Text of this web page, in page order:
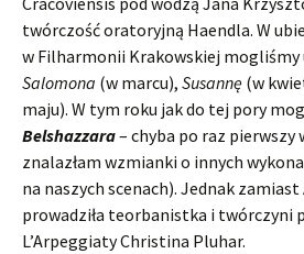
twórczość oratoryjną Haendla. W
w Filharmonii Krakowskiej mogliśmy
Salomona (w marcu), Susannę (w
maju). W tym roku jak do tej pory
Belshazzara– chyba po raz pierwszy
znalazłam wzmianki o innych
na naszych scenach). Jednak
prowadziła teorbanistka i twórczyni
L’Arpeggiaty Christina Pluhar.